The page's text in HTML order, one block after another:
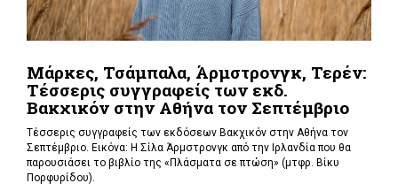
Μάρκες, Τσάμπαλα, Άρμστρονγκ, Τερέν:
Τέσσερις συγγραφείς των εκδ.
Βακχικόν στην Αθήνα τον Σεπτέμβριο
Τέσσερις συγγραφείς των εκδόσεων Βακχικόν στην Αθήνα τον
Σεπτέμβριο. Εικόνα: Η Σίλα Άρμστρονγκ από την Ιρλανδία που θα
παρουσιάσει το βιβλίο της «Πλάσματα σε πτώση» (μτφρ. Βίκυ
Πορφυρίδου).